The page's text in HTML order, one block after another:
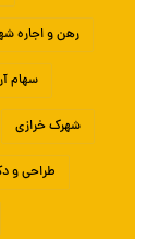
رهن و اجاره
سهام
شهرک خرازی
طراحی و